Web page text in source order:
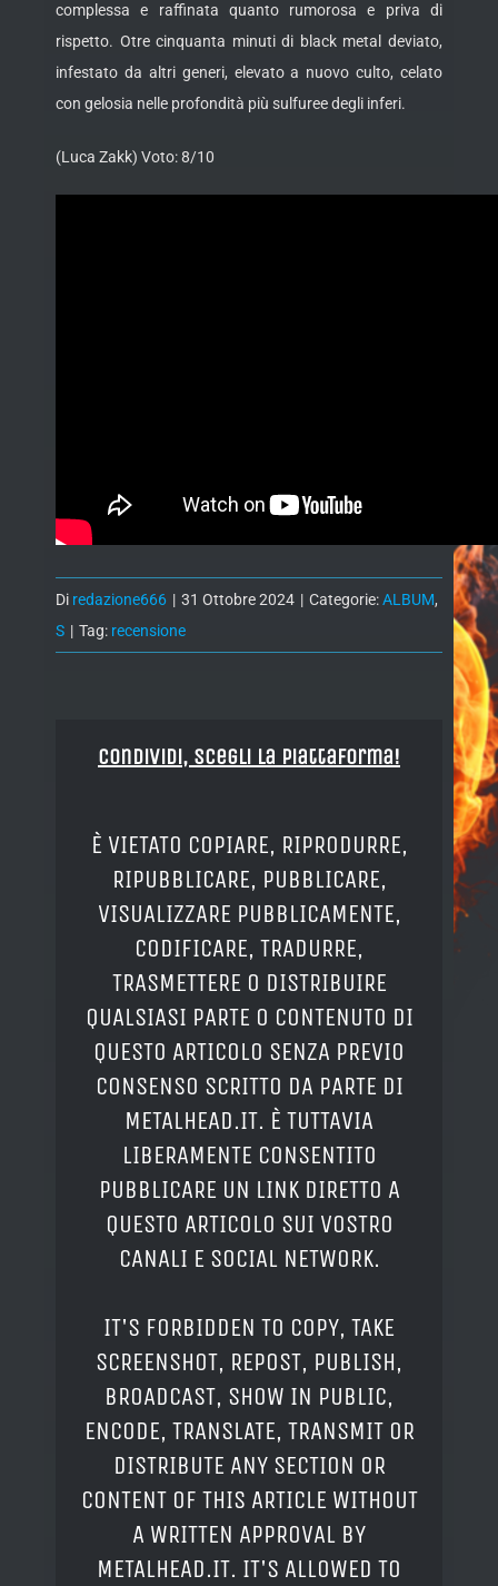
complessa e raffinata quanto rumorosa e priva di
rispetto. Otre cinquanta minuti di black metal deviato,
infestato da altri generi, elevato a nuovo culto, celato
con gelosia nelle profondità più sulfuree degli inferi.
(Luca Zakk) Voto: 8/10
Di redazione666 | 31 Ottobre 2024 | Categorie:ALBUM,
S | Tag: recensione
Condividi, Scegli la piattaforma!
È VIETATO COPIARE, RIPRODURRE,
RIPUBBLICARE, PUBBLICARE,
VISUALIZZARE PUBBLICAMENTE,
CODIFICARE, TRADURRE,
TRASMETTERE O DISTRIBUIRE
QUALSIASI PARTE O CONTENUTO DI
QUESTO ARTICOLO SENZA PREVIO
CONSENSO SCRITTO DA PARTE DI
METALHEAD.IT. È TUTTAVIA
LIBERAMENTE CONSENTITO
PUBBLICARE UN LINK DIRETTO A
QUESTO ARTICOLO SUI VOSTRO
CANALI E SOCIAL NETWORK.
IT'S FORBIDDEN TO COPY, TAKE
SCREENSHOT, REPOST, PUBLISH,
BROADCAST, SHOW IN PUBLIC,
ENCODE, TRANSLATE, TRANSMIT OR
DISTRIBUTE ANY SECTION OR
CONTENT OF THIS ARTICLE WITHOUT
A WRITTEN APPROVAL BY
METALHEAD.IT. IT'S ALLOWED TO